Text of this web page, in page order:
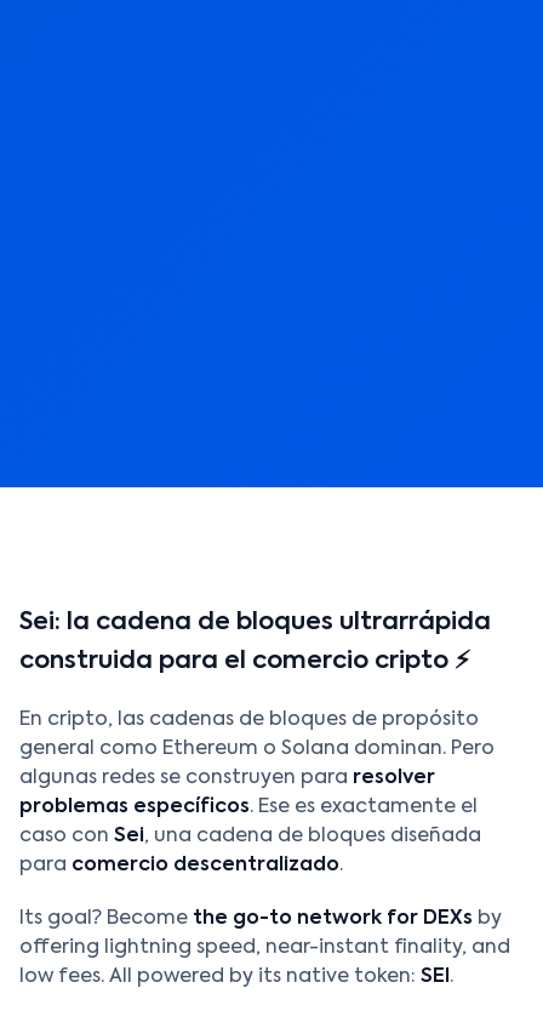
Sei: la cadena de bloques ultrarrápida
construida para el comercio cripto ⚡
En cripto, las cadenas de bloques de propósito
general como Ethereum o Solana dominan. Pero
algunas redes se construyen para resolver
problemas específicos. Ese es exactamente el
caso con Sei, una cadena de bloques diseñada
para comercio descentralizado.
Its goal? Become the go-to network for DEXs by
offering lightning speed, near-instant finality, and
low fees. All powered by its native token: SEI .